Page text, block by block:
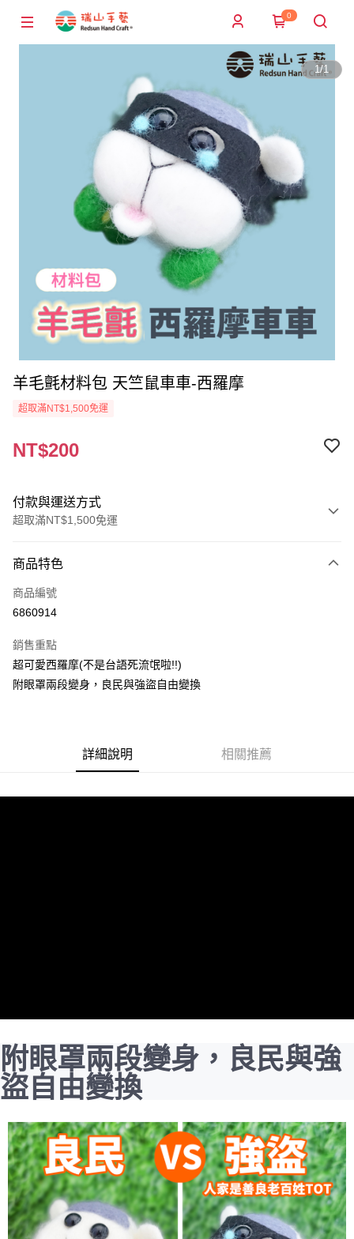
0
1/1
羊毛氈材料包 天竺鼠車車-西羅摩
超取滿NT$1,500免運
NT$200
付款與運送方式
超取滿NT$1,500免運
信用卡一次付款
超商取貨付款
街口支付
悠遊付
每筆NT$60，滿NT$1,500(含以上)免運費
商品特色
商品編號
6860914
銷售重點
超可愛西羅摩(不是台語死流氓啦!!)
附眼罩兩段變身，良民與強盜自由變換
詳細說明 相關推薦
附眼罩兩段變身，良民與強
盜自由變換